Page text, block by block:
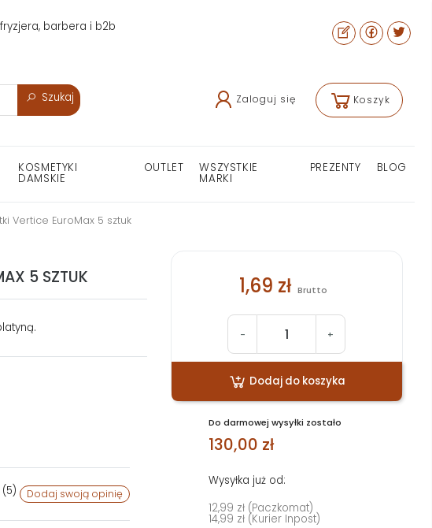
barbera i b2b
Szukaj Zaloguj się Koszyk
KOSMETYKI
DAMSKIE
OUTLET WSZYSTKIE
MARKI
PREZENTY BLOG
Vertice EuroMax 5 sztuk
5 SZTUK
5) Dodaj swoją opinię
1,69 zł Brutto
- +
Dodaj do koszyka
Do darmowej wysyłki zostało
130,00 zł
Wysyłka już od:
12,99 zł (Paczkomat)
14,99 zł (Kurier Inpost)